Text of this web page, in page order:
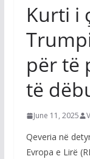
Kurti i
për të
të
June 11, 2025
Qeveria në
Evropa e Lirë